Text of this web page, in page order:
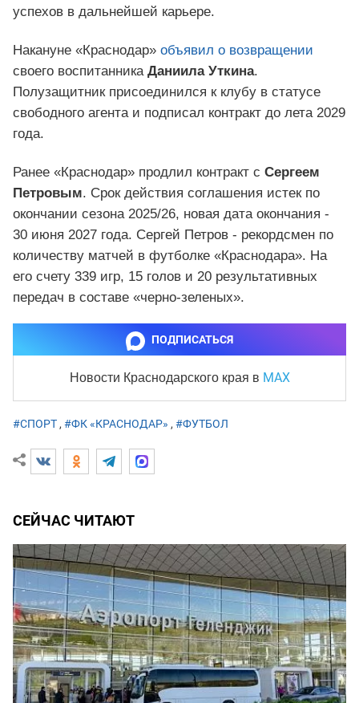
успехов в дальнейшей карьере.
Накануне «Краснодар» объявил о возвращении
своего воспитанника Даниила Уткина.
Полузащитник присоединился к клубу в статусе
свободного агента и подписал контракт до лета 2029
года.
Ранее «Краснодар» продлил контракт с Сергеем
Петровым. Срок действия соглашения истек по
окончании сезона 2025/26, новая дата окончания -
30 июня 2027 года. Сергей Петров - рекордсмен по
количеству матчей в футболке «Краснодара». На
его счету 339 игр, 15 голов и 20 результативных
передач в составе «черно-зеленых».
ПОДПИСАТЬСЯ
Новости Краснодарского края в MAX
#СПОРТ, #ФК «КРАСНОДАР» , #ФУТБОЛ
СЕЙЧАС ЧИТАЮТ